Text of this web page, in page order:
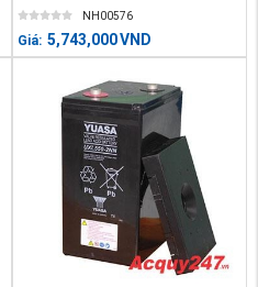
NH00576
Giá: 5,743,000VND